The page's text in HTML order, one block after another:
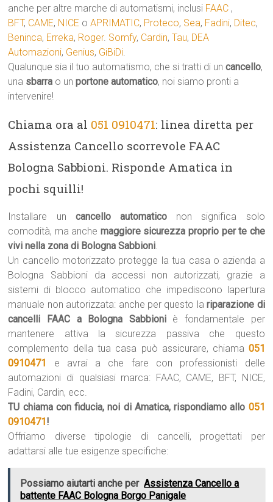
anche per altre marche di automatismi, inclusi FAAC ,
BFT, CAME, NICE oAPRIMATIC, Proteco, Sea, Fadini, Ditec,
Beninca, Erreka, Roger. Somfy, Cardin,Tau, DEA
Automazioni, Genius, GiBiDi.
Qualunque sia il tuo automatismo, che si tratti di uncancello,
una sbarra o unportone automatico, noi siamo pronti a
intervenire!
Chiama ora al 051 0910471: linea diretta per
Assistenza Cancello scorrevole FAAC
Bologna Sabbioni. Risponde Amatica in
pochi squilli!
Installare un cancello automatico non significa solo
comodità, ma anche maggiore sicurezza proprio per te che
vivi nella zona di Bologna Sabbioni.
Un cancello motorizzato protegge la tua casa o azienda a
Bologna Sabbioni da accessi non autorizzati, grazie a
sistemi di blocco automatico che impediscono lapertura
manuale non autorizzata: anche per questo lariparazione di
cancelli FAAC a Bologna Sabbioniè fondamentale per
mantenere attiva la sicurezza passiva che questo
complemento della tua casa può assicurare, chiama 051
0910471
e avrai a che fare con professionisti delle
automazioni di qualsiasi marca: FAAC, CAME, BFT, NICE,
Fadini, Cardin, ecc.
TU chiama con fiducia, noi di Amatica, rispondiamo allo 051
0910471!
Offriamo diverse tipologie di cancelli, progettati per
adattarsi alle tue esigenze specifiche:
Possiamo aiutarti anche per Assistenza Cancello a
battente FAAC Bologna Borgo Panigale